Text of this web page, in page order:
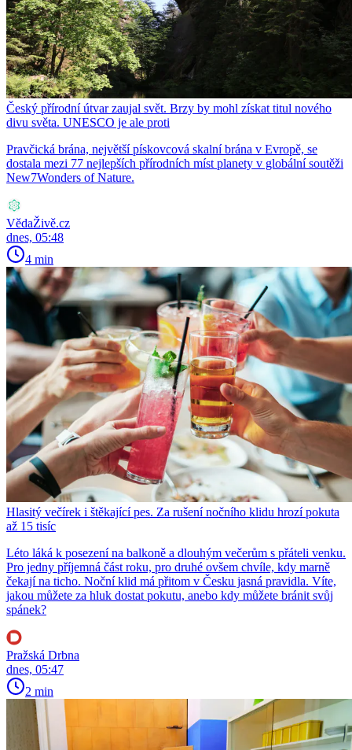
Český přírodní útvar zaujal svět. Brzy by mohl získat titul nového
divu světa. UNESCO je ale proti
Pravčická brána, největší pískovcová skalní brána v Evropě, se
dostala mezi 77 nejlepších přírodních míst planety v globální soutěži
New7Wonders of Nature.
VědaŽivě.cz
dnes, 05:48
4 min
Hlasitý večírek i štěkající pes. Za rušení nočního klidu hrozí pokuta
až 15 tisíc
Léto láká k posezení na balkoně a dlouhým večerům s přáteli venku.
Pro jedny příjemná část roku, pro druhé ovšem chvíle, kdy marně
čekají na ticho. Noční klid má přitom v Česku jasná pravidla. Víte,
jakou můžete za hluk dostat pokutu, anebo kdy můžete bránit svůj
spánek?
Pražská Drbna
dnes, 05:47
2 min